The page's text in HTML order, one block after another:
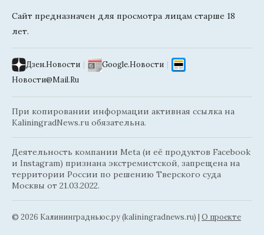
Сайт предназначен для просмотра лицам старше 18
лет.
Дзен.Новости | Google.Новости |
Новости@Mail.Ru
При копировании информации активная ссылка на
KaliningradNews.ru обязательна.
Деятельность компании Meta (и её продуктов Facebook
и Instagram) признана экстремистской, запрещена на
территории России по решению Тверского суда
Москвы от 21.03.2022.
© 2026 Калининградньюc.ру (kaliningradnews.ru) | О проекте